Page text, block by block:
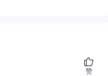
赞